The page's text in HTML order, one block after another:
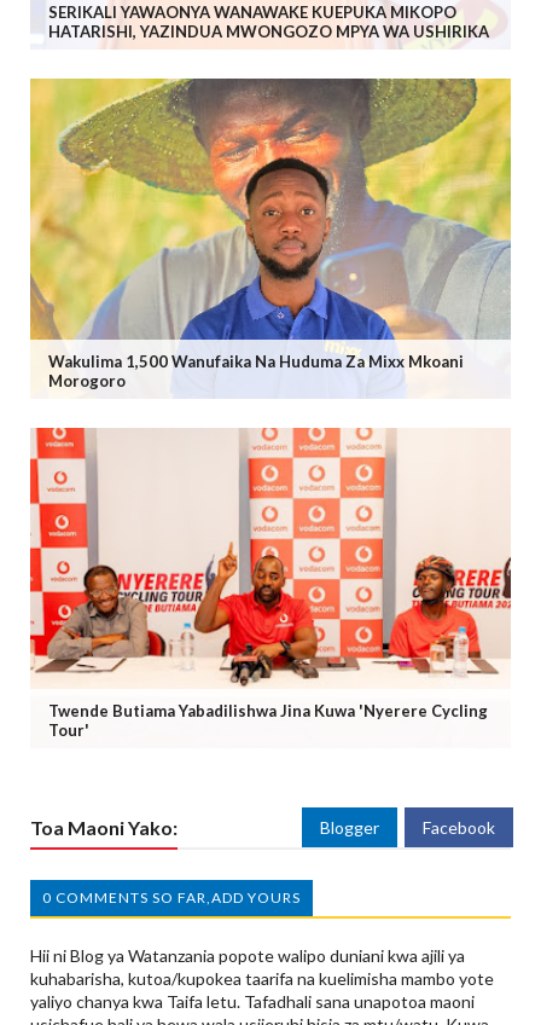
SERIKALI YAWAONYA WANAWAKE KUEPUKA MIKOPO
HATARISHI, YAZINDUA MWONGOZO MPYA WA USHIRIKA
Wakulima 1,500 Wanufaika Na Huduma Za Mixx Mkoani
Morogoro
Twende Butiama Yabadilishwa Jina Kuwa 'Nyerere Cycling
Tour'
Toa Maoni Yako: Blogger Facebook
0 COMMENTS SO FAR,ADD YOURS
Hii ni Blog ya Watanzania popote walipo duniani kwa ajili ya
kuhabarisha, kutoa/kupokea taarifa na kuelimisha mambo yote
yaliyo chanya kwa Taifa letu. Tafadhali sana unapotoa maoni